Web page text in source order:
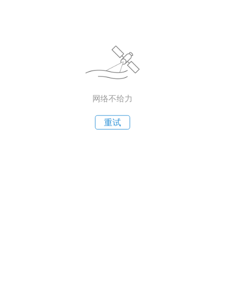
网络不给力
重试